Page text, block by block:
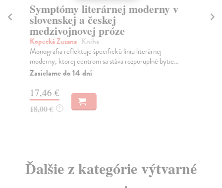
Symptómy literárnej moderny v
slovenskej a českej
medzivojnovej próze
Kopecká Zuzana| Kniha
Monografia reflektuje špecifickú líniu literárnej
moderny, ktorej centrom sa stáva rozporuplné bytie...
Zasielame do 14 dní
17,46 €
18,00 € ?
Ďalšie z kategórie výtvarné